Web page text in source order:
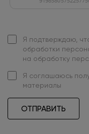
Я подтверждаю,
обработки
на обработку
Я соглашаюсь
материалы
ОТПРАВИТЬ